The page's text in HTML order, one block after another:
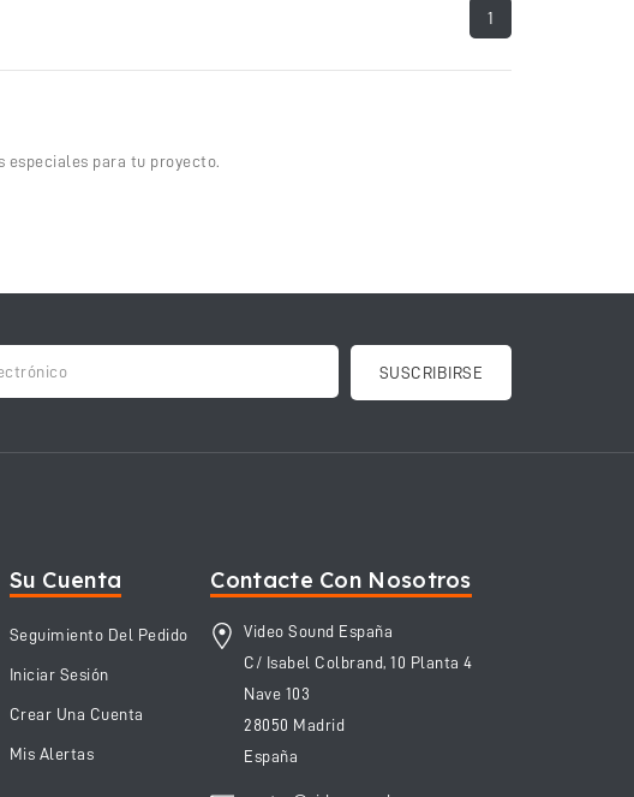
1
para tu proyecto.
Su Cuenta
Seguimiento Del Pedido
Iniciar Sesión
Crear Una Cuenta
Mis Alertas
Contacte Con Nosotros
Video Sound España
C/ Isabel Colbrand, 10 Planta 4
Nave 103
28050 Madrid
España